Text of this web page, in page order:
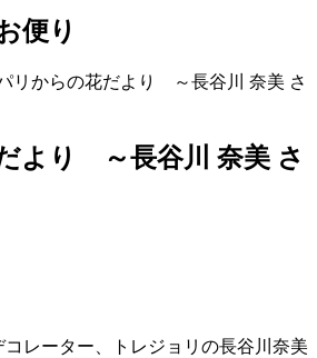
便り
リからの花だより ～長谷川 奈美 さ
より ～長谷川 奈美 さ
レーター、トレジョリの長谷川奈美